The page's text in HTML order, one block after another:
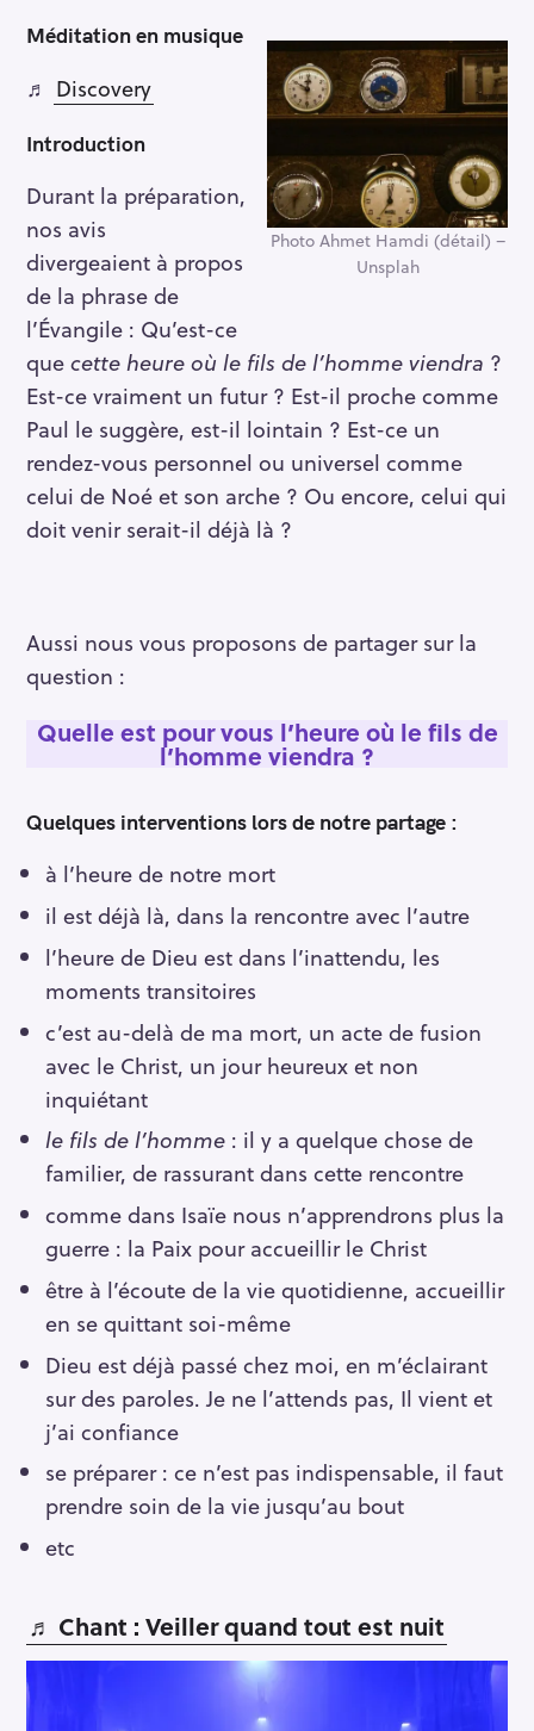
Photo Ahmet Hamdi (détail) –
Unsplah
Méditation en musique
♬ Discovery
Introduction
Durant la préparation,
nos avis
divergeaient à propos
de la phrase de
l’Évangile : Qu’est-ce
quecette heure où le fils de l’homme viendra ?
Est-ce vraiment un futur ? Est-il proche comme
Paul le suggère, est-il lointain ? Est-ce un
rendez-vous personnel ou universel comme
celui de Noé et son arche ? Ou encore, celui qui
doit venir serait-il déjà là ?
Aussi nous vous proposons de partager sur la
question :
Quelle est pour vous l’heure où le fils de
l’homme viendra ?
Quelques interventions lors de notre partage :
à l’heure de notre mort
il est déjà là, dans la rencontre avec l’autre
l’heure de Dieu est dans l’inattendu, les
moments transitoires
c’est au-delà de ma mort, un acte de fusion
avec le Christ, un jour heureux et non
inquiétant
le fils de l’homme: il y a quelque chose de
familier, de rassurant dans cette rencontre
comme dans Isaïe nous n’apprendrons plus la
guerre : la Paix pour accueillir le Christ
être à l’écoute de la vie quotidienne, accueillir
en se quittant soi-même
Dieu est déjà passé chez moi, en m’éclairant
sur des paroles. Je ne l’attends pas, Il vient et
j’ai confiance
se préparer : ce n’est pas indispensable, il faut
prendre soin de la vie jusqu’au bout
etc
♬ Chant : Veiller quand tout est nuit
R
c
e
r
c
h
e
r